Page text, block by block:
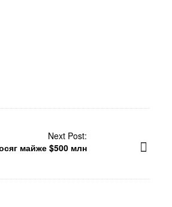
Next Post:
майже $500 млн